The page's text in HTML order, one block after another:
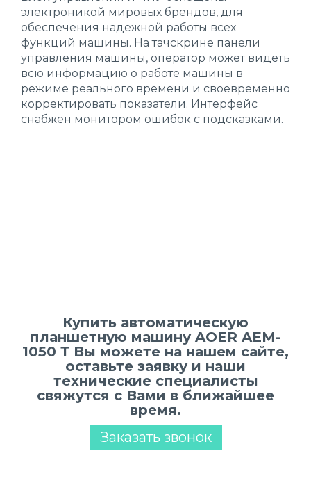
электроникой мировых брендов, для
обеспечения надежной работы всех
функций машины. На тачскрине панели
управления машины, оператор может видеть
всю информацию о работе машины в
режиме реального времени и своевременно
корректировать показатели. Интерфейс
снабжен монитором ошибок с подсказками.
Купить автоматическую
планшетную машину AOER AEM-
1050 Т Вы можете на нашем сайте,
оставьте заявку и наши
технические специалисты
свяжутся с Вами в ближайшее
время.
Заказать звонок